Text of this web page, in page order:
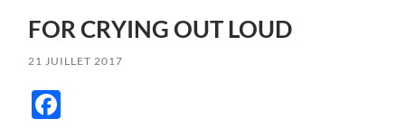
FOR CRYING OUT LOUD
21 JUILLET 2017